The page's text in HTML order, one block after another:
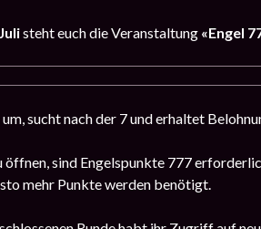
steht euch die Veranstaltung «Engel
sucht nach der 7 und erhaltet
öffnen, sind Engelspunkte 777
mehr Punkte werden benötigt.